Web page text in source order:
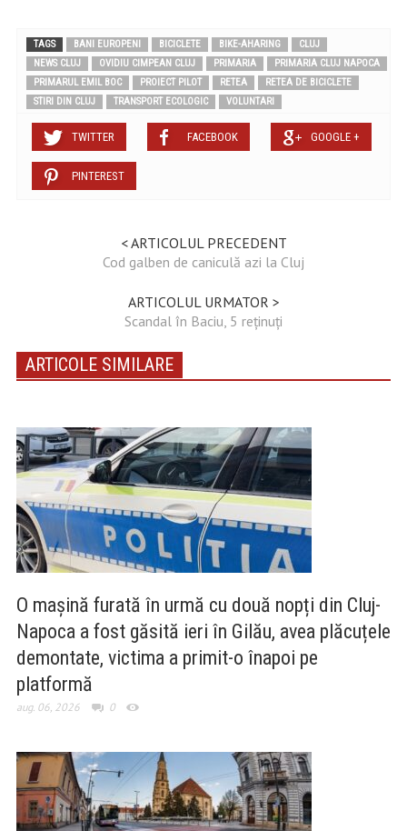
TAGS BANI EUROPENI BICICLETE BIKE-AHARING
CLUJ
NEWS CLUJ
OVIDIU CIMPEAN CLUJ PRIMARIA
PRIMARIA CLUJ NAPOCA
PRIMARUL EMIL BOC
PROIECT PILOT RETEA
RETEA DE BICICLETE
STIRI DIN CLUJ
TRANSPORT ECOLOGIC VOLUNTARI
TWITTER FACEBOOK GOOGLE +
PINTEREST
< ARTICOLUL PRECEDENT
Cod galben de caniculă azi la Cluj
ARTICOLUL URMATOR >
Scandal în Baciu, 5 reținuți
ARTICOLE SIMILARE
O mașină furată în urmă cu două nopți din Cluj-
Napoca a fost găsită ieri în Gilău, avea plăcuțele
demontate, victima a primit-o înapoi pe
platformă
aug. 06, 2026 0